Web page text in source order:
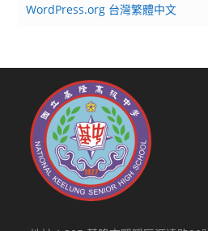
WordPress.org 台灣繁體中文